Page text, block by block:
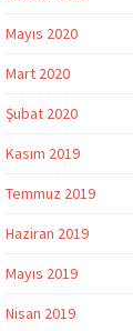
Mayıs 2020
Mart 2020
Şubat 2020
Kasım 2019
Temmuz 2019
Haziran 2019
Mayıs 2019
Nisan 2019